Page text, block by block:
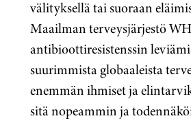
välityksellä tai suoraan
Maailman terveysjärjestö
antibioottiresistenssin
suurimmista globaaleista
enemmän ihmiset ja
sitä nopeammin ja